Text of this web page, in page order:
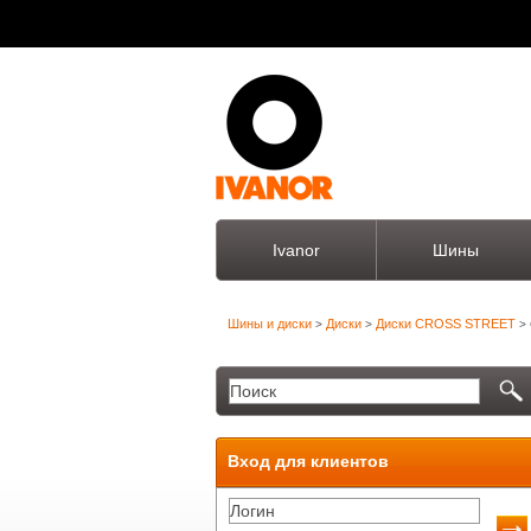
Ivanor Шины
Шины и диски > Диски > Диски CROSS STREET >
Вход для клиентов